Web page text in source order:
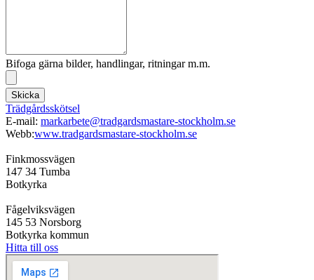
Bifoga gärna bilder, handlingar, ritningar m.m.
Skicka
Trädgårdsskötsel
E-mail: markarbete@tradgardsmastare-stockholm.se
Webb:www.tradgardsmastare-stockholm.se
Finkmossvägen
147 34 Tumba
Botkyrka
Fågelviksvägen
145 53 Norsborg
Botkyrka kommun
Hitta till oss